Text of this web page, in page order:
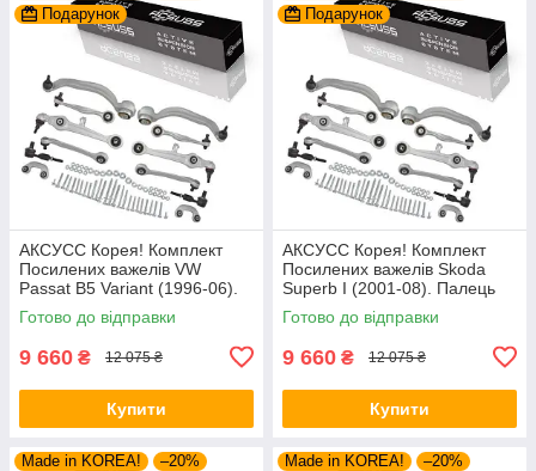
Подарунок
АКСУСС Корея! Комплект
Посилених важелів VW
Passat B5 Variant (1996-06).
Палець 21 мм. 27421 01 ,
8D0498998B ,
Готово до відправки
9 660 ₴ 12 075 ₴
Купити
Подарунок
АКСУСС Корея! Комплект
Посилених важелів Skoda
Superb I (2001-08). Палець
21 мм. 27421 01 ,
8D0498998B ,
Готово до відправки
9 660 ₴ 12 075 ₴
Купити
Made in KOREA!
–20%
Made in KOREA!
–20%